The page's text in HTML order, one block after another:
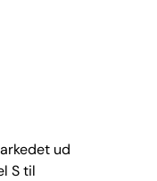
ud
S til